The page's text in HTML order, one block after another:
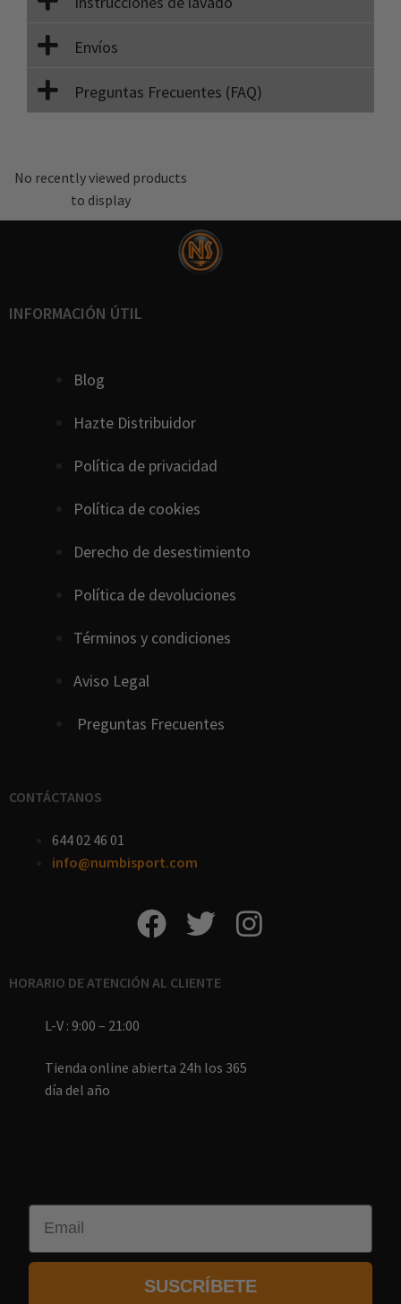
Envíos
Preguntas Frecuentes (FAQ)
No recently viewed products
to display
INFORMACIÓN ÚTIL
Blog
Hazte Distribuidor
Política de privacidad
Política de cookies
Derecho de desestimiento
Política de devoluciones
Términos y condiciones
Aviso Legal
Preguntas Frecuentes
CONTÁCTANOS
644 02 46 01
info@numbisport.com
HORARIO DE ATENCIÓN AL CLIENTE
L-V : 9:00 – 21:00
Tienda online abierta 24h los 365
día del año
Email
SUSCRÍBETE